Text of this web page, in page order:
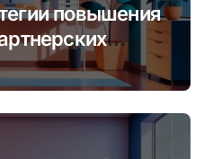
повышения
и